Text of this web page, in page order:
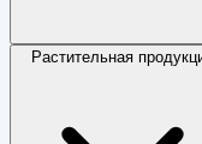
Растительная